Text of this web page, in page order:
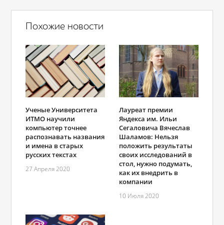
Похожие новости
Ученые Университета
ИТМО научили
компьютер точнее
распознавать названия
и имена в старых
русских текстах
27 Апреля 2020
Лауреат премии
Яндекса им. Ильи
Сегаловича Вячеслав
Шаламов: Нельзя
положить результаты
своих исследований в
стол, нужно подумать,
как их внедрить в
компании
10 Июля 2020